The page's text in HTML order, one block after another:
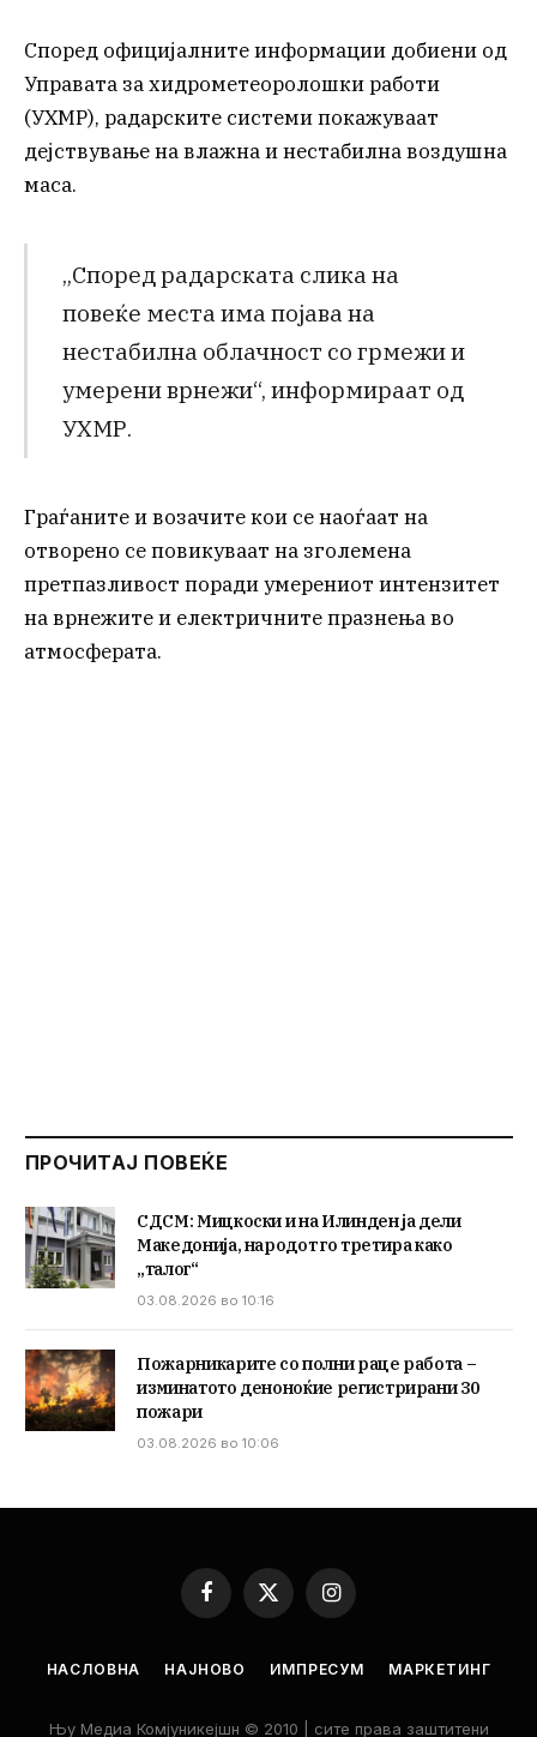
Според официјалните информации добиени од
Управата за хидрометеоролошки работи
(УХМР), радарските системи покажуваат
дејствување на влажна и нестабилна воздушна
маса.
„Според радарската слика на
повеќе места има појава на
нестабилна облачност со грмежи и
умерени врнежи“, информираат од
УХМР.
Граѓаните и возачите кои се наоѓаат на
отворено се повикуваат на зголемена
претпазливост поради умерениот интензитет
на врнежите и електричните празнења во
атмосферата.
ПРОЧИТАЈ ПОВЕЌЕ
СДСМ: Мицкоски и на Илинден ја дели
Македонија, народот го третира како
„талог“
03.08.2026 во 10:16
Пожарникарите со полни раце работа –
изминатото деноноќие регистрирани 30
пожари
03.08.2026 во 10:06
Facebook
X
Instagram
НАСЛОВНА НАЈНОВО ИМПРЕСУМ МАРКЕТИНГ
Њу Медиа Комјуникејшн © 2010 | сите права заштитени